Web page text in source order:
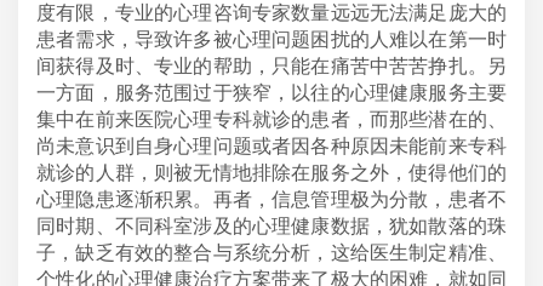
度有限，专业的心理咨询专家数量远远无法满足庞大的
患者需求，导致许多被心理问题困扰的人难以在第一时
间获得及时、专业的帮助，只能在痛苦中苦苦挣扎。另
一方面，服务范围过于狭窄，以往的心理健康服务主要
集中在前来医院心理专科就诊的患者，而那些潜在的、
尚未意识到自身心理问题或者因各种原因未能前来专科
就诊的人群，则被无情地排除在服务之外，使得他们的
心理隐患逐渐积累。再者，信息管理极为分散，患者不
同时期、不同科室涉及的心理健康数据，犹如散落的珠
子，缺乏有效的整合与系统分析，这给医生制定精准、
个性化的心理健康治疗方案带来了极大的困难，就如同